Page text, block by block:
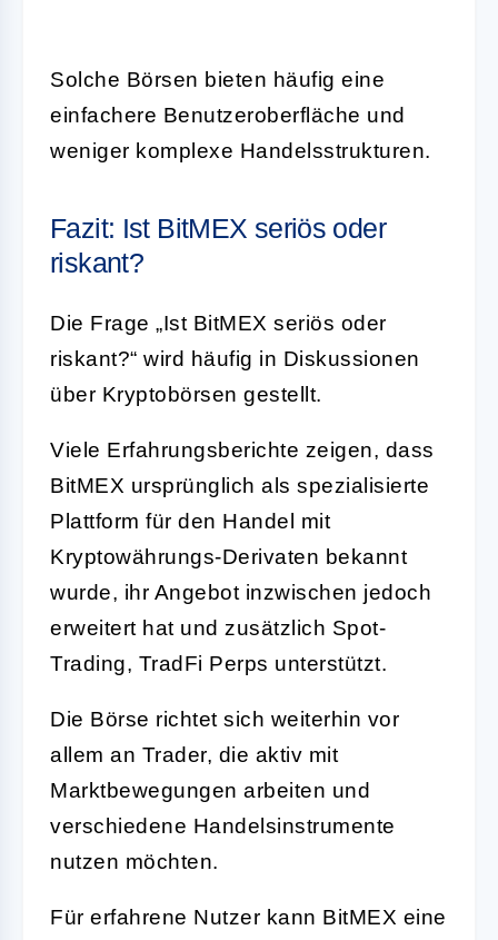
Solche Börsen bieten häufig eine
einfachere Benutzeroberfläche und
weniger komplexe Handelsstrukturen.
Fazit: Ist BitMEX seriös oder
riskant?
Die Frage „Ist BitMEX seriös oder
riskant?“ wird häufig in Diskussionen
über Kryptobörsen gestellt.
Viele Erfahrungsberichte zeigen, dass
BitMEX ursprünglich als spezialisierte
Plattform für den Handel mit
Kryptowährungs-Derivaten bekannt
wurde, ihr Angebot inzwischen jedoch
erweitert hat und zusätzlich Spot-
Trading, TradFi Perps unterstützt.
Die Börse richtet sich weiterhin vor
allem an Trader, die aktiv mit
Marktbewegungen arbeiten und
verschiedene Handelsinstrumente
nutzen möchten.
Für erfahrene Nutzer kann BitMEX eine